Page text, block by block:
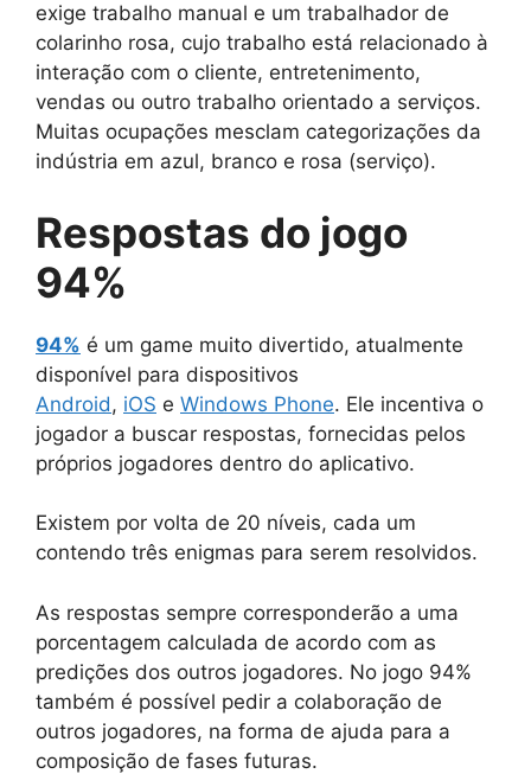
exige trabalho manual e um trabalhador de
colarinho rosa, cujo trabalho está relacionado à
interação com o cliente, entretenimento,
vendas ou outro trabalho orientado a serviços.
Muitas ocupações mesclam categorizações da
indústria em azul, branco e rosa (serviço).
Respostas do jogo
94%
94% é um game muito divertido, atualmente
disponível para dispositivos
Android, iOS e Windows Phone. Ele incentiva o
jogador a buscar respostas, fornecidas pelos
próprios jogadores dentro do aplicativo.
Existem por volta de 20 níveis, cada um
contendo três enigmas para serem resolvidos.
As respostas sempre corresponderão a uma
porcentagem calculada de acordo com as
predições dos outros jogadores. No jogo 94%
também é possível pedir a colaboração de
outros jogadores, na forma de ajuda para a
composição de fases futuras.